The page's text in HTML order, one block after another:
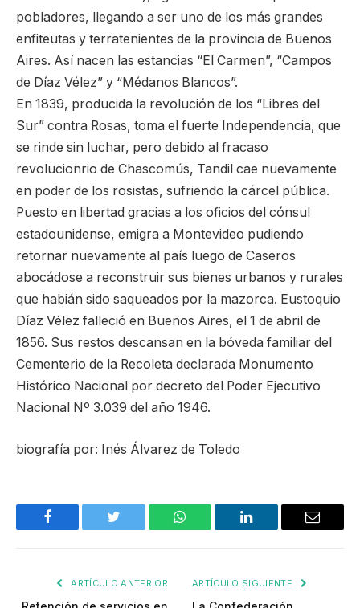
pobladores, llegando a ser uno de los más grandes
enfiteutas y terratenientes de la provincia de Buenos
Aires. Así nacen las estancias “El Carmen”, “Campos
de Díaz Vélez” y “Médanos Blancos”.
En 1839, producida la revolución de los “Libres del
Sur” contra Rosas, toma el fuerte Independencia, que
se rinde sin luchar, pero debido al fracaso
revolucionrio de Chascomús, Tandil cae nuevamente
en poder de los rosistas, sufriendo la cárcel pública.
Puesto en libertad gracias a los oficios del cónsul
estadounidense, emigra a Montevideo pudiendo
retornar nuevamente al país luego de Caseros
abocádose a reconstruir sus bienes urbanos y rurales
que habián sido saqueados por la mazorca. Eustoquio
Díaz Vélez falleció en Buenos Aires, el 1 de abril de
1856. Sus restos descansan en la bóveda familiar del
Cementerio de la Recoleta declarada Monumento
Histórico Nacional por decreto del Poder Ejecutivo
Nacional Nº 3.039 del año 1946.
biografía por: Inés Álvarez de Toledo
Facebook Twitter WhatsApp LinkedIn Email
ARTÍCULO ANTERIOR ARTÍCULO SIGUIENTE